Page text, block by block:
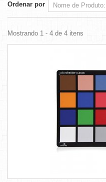
Ordenar por
Mostrando 1 - 4 de 4 itens